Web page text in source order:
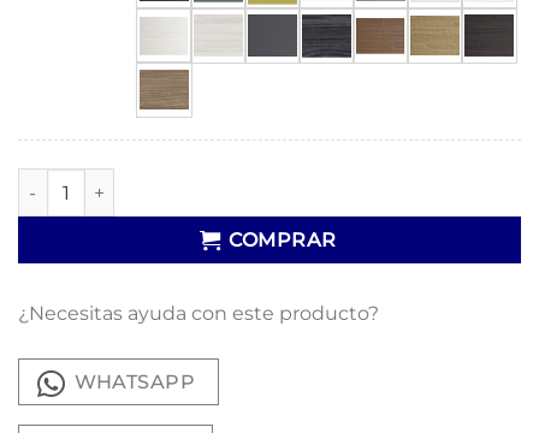
Vitrina Amberes cantidad
COMPRAR
¿Necesitas ayuda con este producto?
WHATSAPP